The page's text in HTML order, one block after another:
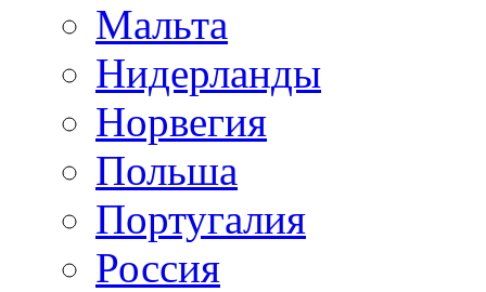
Мальта
Нидерланды
Норвегия
Польша
Португалия
Россия